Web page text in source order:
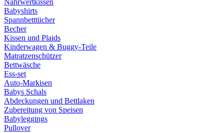
Nährwertkissen
Babyshirts
Spannbetttücher
Becher
Kissen und Plaids
Kinderwagen & Buggy-Teile
Matratzenschützer
Bettwäsche
Ess-set
Auto-Markisen
Babys Schals
Abdeckungen und Bettlaken
Zubereitung von Speisen
Babyleggings
Pullover